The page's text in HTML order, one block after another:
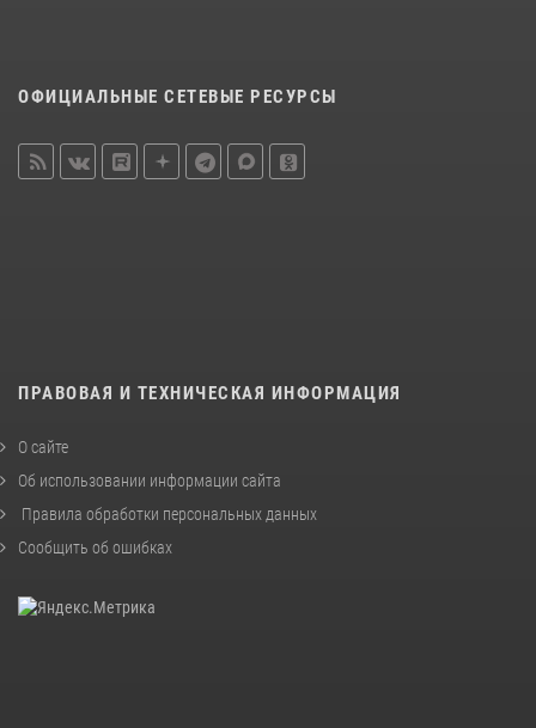
ОФИЦИАЛЬНЫЕ СЕТЕВЫЕ РЕСУРСЫ
ПРАВОВАЯ И ТЕХНИЧЕСКАЯ ИНФОРМАЦИЯ
О сайте
Об использовании информации сайта
Правила обработки персональных данных
Сообщить об ошибках